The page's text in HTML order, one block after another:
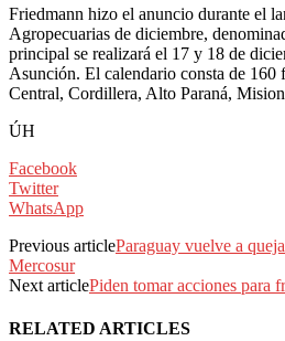
Friedmann hizo el anuncio durante el
Agropecuarias de diciembre,
principal se realizará el 17 y 18 de
Asunción. El calendario consta de 160
Central, Cordillera, Alto Paraná,
ÚH
Facebook
Twitter
WhatsApp
Previous articleParaguay vuelve a
Mercosur
Next articlePiden tomar acciones para
RELATED ARTICLES